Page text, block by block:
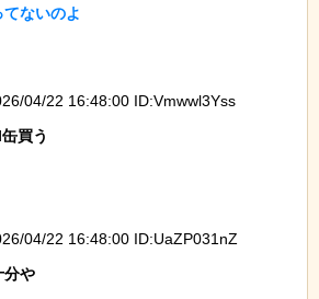
ないのよ
04/22 16:48:00 ID:Vmwwl3Yss
買う
04/22 16:48:00 ID:UaZP031nZ
分や